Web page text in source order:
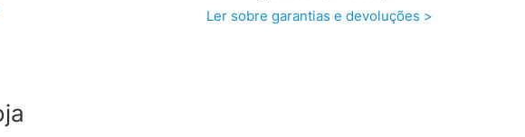
Ler sobre garantias e devoluções >